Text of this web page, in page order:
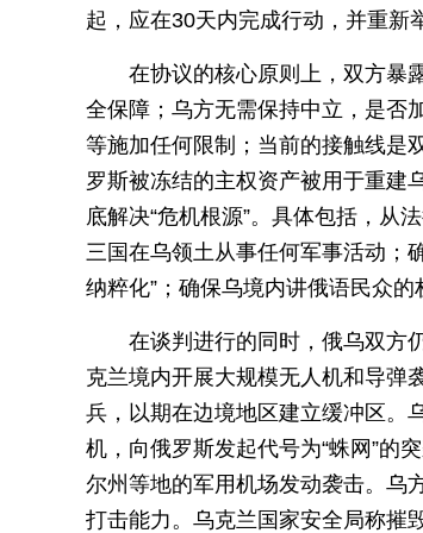
起，应在30天内完成行动，并重新
在协议的核心原则上，双方暴
全保障；乌方无需保持中立，是否
等施加任何限制；当前的接触线是
罗斯被冻结的主权资产被用于重建
底解决“危机根源”。具体包括，从
三国在乌领土从事任何军事活动；
纳粹化”；确保乌境内讲俄语民众的
在谈判进行的同时，俄乌双方
克兰境内开展大规模无人机和导弹
兵，以期在边境地区建立缓冲区。
机，向俄罗斯发起代号为“蛛网”的
尔州等地的军用机场发动袭击。乌
打击能力。乌克兰国家安全局称摧